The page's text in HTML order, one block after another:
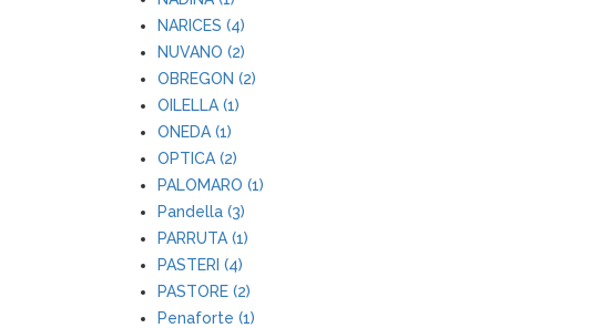
NARICES (4)
NUVANO (2)
OBREGON (2)
OILELLA (1)
ONEDA (1)
OPTICA (2)
PALOMARO (1)
Pandella (3)
PARRUTA (1)
PASTERI (4)
PASTORE (2)
Penaforte (1)